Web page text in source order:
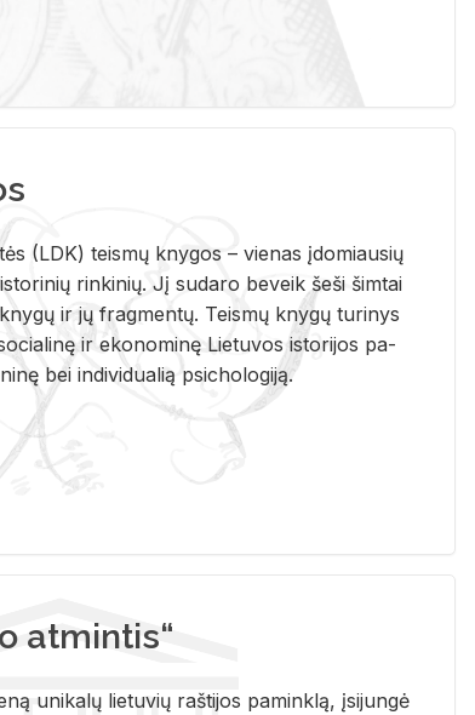
(LDK) teis­mų kny­gos – vie­nas įdo­miau­sių
rin­ki­nių. Jį su­da­ro be­veik šeši šim­tai
ir jų frag­men­tų. Teis­mų kny­gų tu­ri­nys
ir eko­no­mi­nę Lie­tu­vos is­to­ri­jos pa­
bei in­di­vi­dua­lią psi­cho­lo­gi­ją.
atmintis“
unikalų lietuvių raštijos paminklą, įsijungė